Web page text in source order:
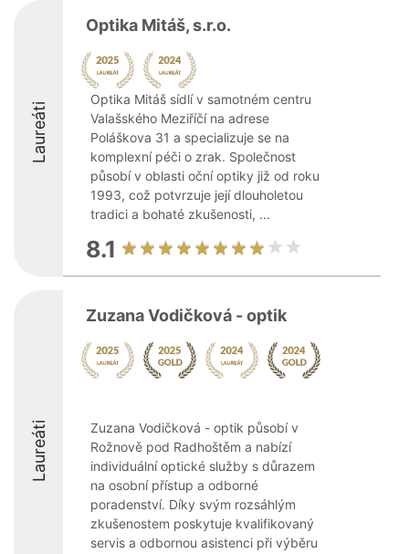
Laureáti
Optika Mitáš, s.r.o.
Optika Mitáš sídlí v samotném centru
Valašského Meziříčí na adrese
Poláškova 31 a specializuje se na
komplexní péči o zrak. Společnost
působí v oblasti oční optiky již od roku
1993, což potvrzuje její dlouholetou
tradici a bohaté zkušenosti, ...
8.1
Laureáti
Zuzana Vodičková - optik
Zuzana Vodičková - optik působí v
Rožnově pod Radhoštěm a nabízí
individuální optické služby s důrazem
na osobní přístup a odborné
poradenství. Díky svým rozsáhlým
zkušenostem poskytuje kvalifikovaný
servis a odbornou asistenci při výběru